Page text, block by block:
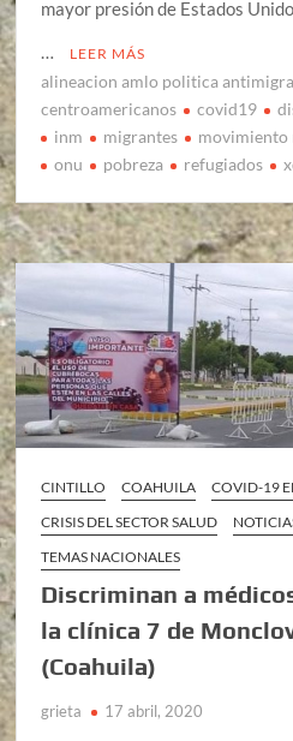
mayor presión de Estados
…
LEER MÁS
alineacion amlo politica
centroamericanos
covid19
inm
migrantes
movimiento
onu
pobreza refugiados
CINTILLO COAHUILA
COVID-19
CRISIS DEL SECTOR SALUD
TEMAS NACIONALES
Discriminan a
la clínica 7 de
(Coahuila)
grieta 17 abril, 2020